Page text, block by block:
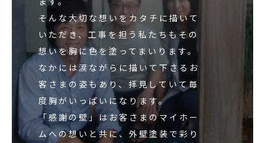
そんな大切な想いをカタチに描いて
いただき、工事を担う私たちもその
想いを胸に色を塗ってまいります。
なかには涙ながらに描いて下さるお
客さまの姿もあり、拝見していて毎
度胸がいっぱいになります。
「感謝の壁」はお客さまのマイホー
ムへの想いと共に、外壁塗装で彩り